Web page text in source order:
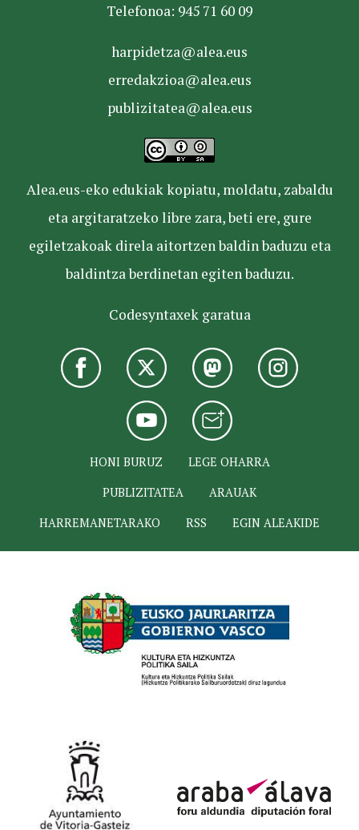
Telefonoa: 945 71 60 09
harpidetza@alea.eus
erredakzioa@alea.eus
publizitatea@alea.eus
Alea.eus-eko edukiak kopiatu, moldatu, zabaldu
eta argitaratzeko libre zara, beti ere, gure
egiletzakoak direla aitortzen baldin baduzu eta
baldintza berdinetan egiten baduzu.
Codesyntaxek garatua
HONI BURUZ
LEGE OHARRA
PUBLIZITATEA
ARAUAK
HARREMANETARAKO
RSS EGIN ALEAKIDE